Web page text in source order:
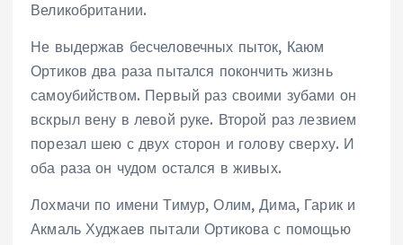
Великобритании.
Не выдержав бесчеловечных пыток, Каюм
Ортиков два раза пытался покончить жизнь
самоубийством. Первый раз своими зубами он
вскрыл вену в левой руке. Второй раз лезвием
порезал шею с двух сторон и голову сверху. И
оба раза он чудом остался в живых.
Лохмачи по имени Тимур, Олим, Дима, Гарик и
Акмаль Худжаев пытали Ортикова с помощью